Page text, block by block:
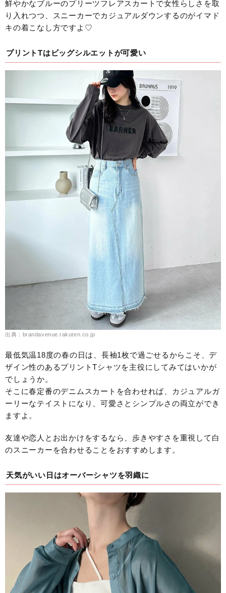
鮮やかなブルーのプリーツフレアスカートで女性らしさを取
り入れつつ、スニーカーでカジュアルダウンするのがイマド
キの着こなし方ですよ♡
プリントTはビッグシルエットが可愛い
出典：brandavenue.rakuten.co.jp
最低気温18度の春の日は、長袖1枚で過ごせるからこそ、デ
ザイン性のあるプリントTシャツを主役にしてみてはいかが
でしょうか。
そこに春定番のデニムスカートを合わせれば、カジュアルガ
ーリーなテイストになり、可愛さとシンプルさの両立ができ
ますよ。
友達や恋人とお出かけをするなら、歩きやすさを重視して白
のスニーカーを合わせることをおすすめします。
天気がいい日はオーバーシャツを羽織に